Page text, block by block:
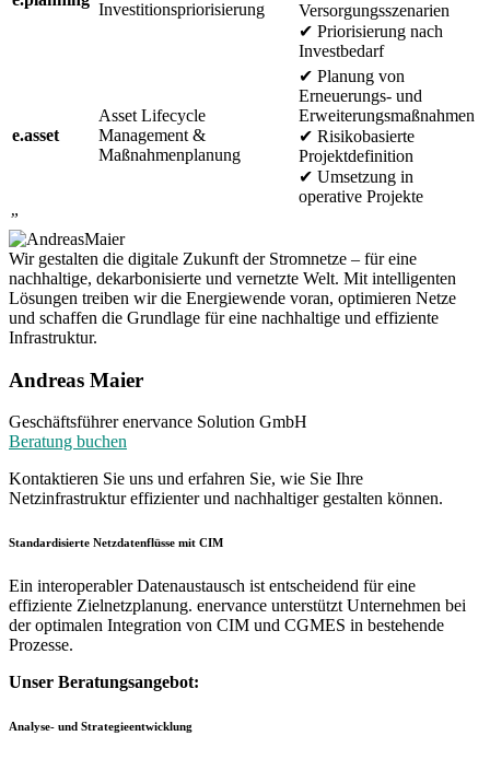
Investitionspriorisierung
Versorgungsszenarien
✔ Priorisierung nach
Investbedarf
e.asset
Asset Lifecycle
Management &
Maßnahmenplanung
✔ Planung von
Erneuerungs- und
Erweiterungsmaßnahmen
✔ Risikobasierte
Projektdefinition
✔ Umsetzung in
operative Projekte
”
Wir gestalten die digitale Zukunft der Stromnetze – für eine
nachhaltige, dekarbonisierte und vernetzte Welt. Mit intelligenten
Lösungen treiben wir die Energiewende voran, optimieren Netze
und schaffen die Grundlage für eine nachhaltige und effiziente
Infrastruktur.
Andreas Maier
Geschäftsführer enervance Solution GmbH
Beratung buchen
Kontaktieren Sie uns und erfahren Sie, wie Sie Ihre
Netzinfrastruktur effizienter und nachhaltiger gestalten können.
Standardisierte Netzdatenflüsse mit CIM
Ein interoperabler Datenaustausch ist entscheidend für eine
effiziente Zielnetzplanung. enervance unterstützt Unternehmen bei
der optimalen Integration von CIM und CGMES in bestehende
Prozesse.
Unser Beratungsangebot:
Analyse- und Strategieentwicklung